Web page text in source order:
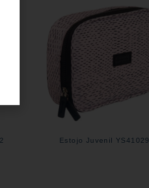
Estojo Juvenil YS41029